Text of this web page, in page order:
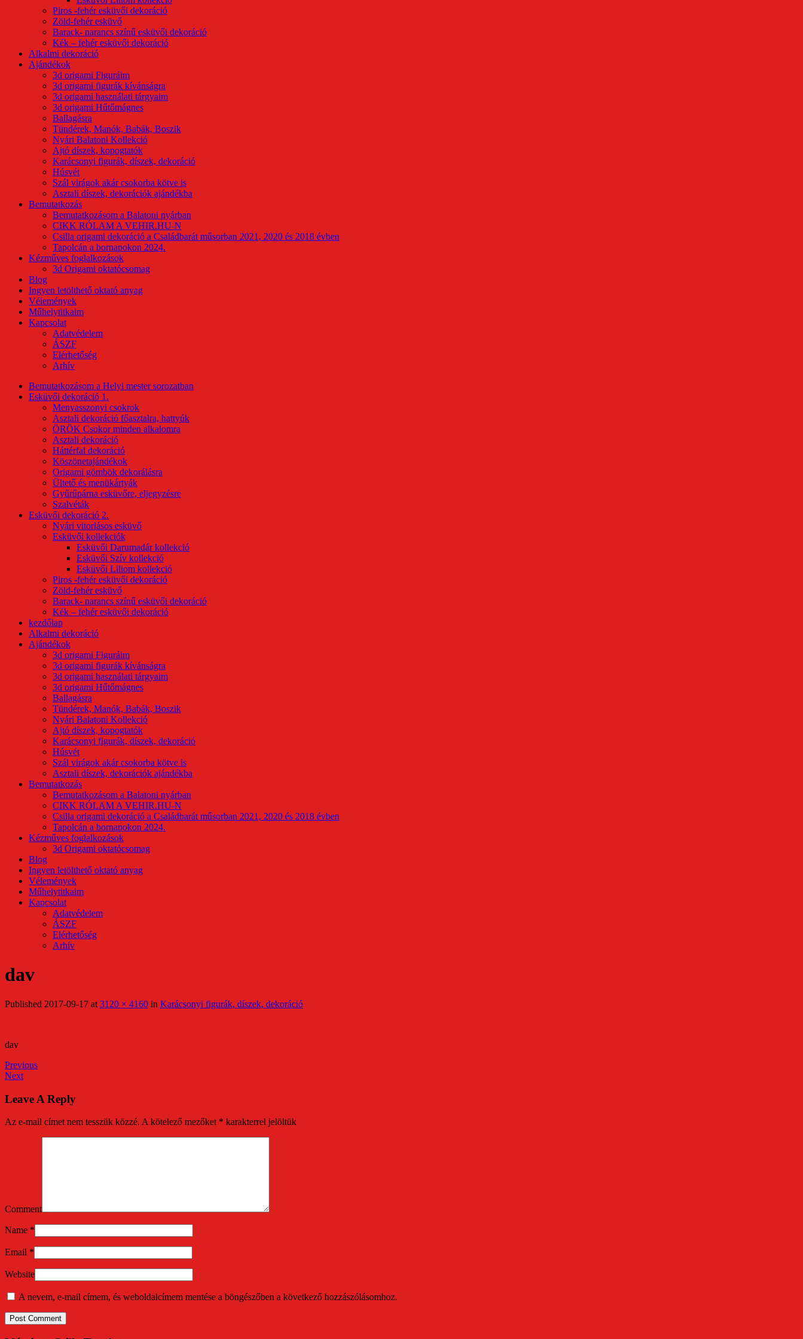
Piros -fehér esküvői dekoráció
Zöld-fehér esküvő
Barack- narancs színű esküvői dekoráció
Kék – fehér esküvői dekoráció
Alkalmi dekoráció
Ajándékok
3d origami Figuráim
3d origami figurák kívánságra
3d origami használati tárgyaim
3d origami Hűtőmágnes
Ballagásra
Tündérek, Manók, Babák, Boszik
Nyári Balatoni Kollekció
Ajtó díszek, kopogtatók
Karácsonyi figurák, díszek, dekoráció
Húsvét
Szál virágok akár csokorba kötve is
Asztali díszek, dekorációk ajándékba
Bemutatkozás
Bemutatkozásom a Balatoni nyárban
CIKK RÓLAM A VEHIR.HU-N
Csilla origami dekoráció a Családbarát műsorban 2021, 2020 és 2018 évben
Tapolcán a bornapokon 2024.
Kézműves foglalkozások
3d Origami oktatócsomag
Blog
Ingyen letölthető oktató anyag
Vélemények
Műhelytitkaim
Kapcsolat
Adatvédelem
ÁSZF
Elérhetőség
Arhív
Bemutatkozásom a Helyi mester sorozatban
Esküvői dekoráció 1.
Menyasszonyi csokrok
Asztali dekoráció főasztalra, hattyúk
ÖRÖK Csokor minden alkalomra
Asztali dekoráció
Háttérfal dekoráció
Köszönetajándékok
Origami gömbök dekorálásra
Ültető és menükártyák
Gyűrűpárna esküvőre, eljegyzésre
Szalvéták
Esküvői dekoráció 2.
Nyári vitorlásos esküvő
Esküvői kollekciók
Esküvői Darumadár kollekció
Esküvői Szív kollekció
Esküvői Liliom kollekció
Piros -fehér esküvői dekoráció
Zöld-fehér esküvő
Barack- narancs színű esküvői dekoráció
Kék – fehér esküvői dekoráció
kezdőlap
Alkalmi dekoráció
Ajándékok
3d origami Figuráim
3d origami figurák kívánságra
3d origami használati tárgyaim
3d origami Hűtőmágnes
Ballagásra
Tündérek, Manók, Babák, Boszik
Nyári Balatoni Kollekció
Ajtó díszek, kopogtatók
Karácsonyi figurák, díszek, dekoráció
Húsvét
Szál virágok akár csokorba kötve is
Asztali díszek, dekorációk ajándékba
Bemutatkozás
Bemutatkozásom a Balatoni nyárban
CIKK RÓLAM A VEHIR.HU-N
Csilla origami dekoráció a Családbarát műsorban 2021, 2020 és 2018 évben
Tapolcán a bornapokon 2024.
Kézműves foglalkozások
3d Origami oktatócsomag
Blog
Ingyen letölthető oktató anyag
Vélemények
Műhelytitkaim
Kapcsolat
Adatvédelem
ÁSZF
Elérhetőség
Arhív
dav
Published 2017-09-17 at 3120 × 4160 in Karácsonyi figurák, díszek, dekoráció
dav
Previous
Next
Leave A Reply
Az e-mail címet nem tesszük közzé. A kötelező mezőket * karakterrel jelöltük
Comment
Name *
Email *
Website
A nevem, e-mail címem, és weboldalcímem mentése a böngészőben a következő hozzászólásomhoz.